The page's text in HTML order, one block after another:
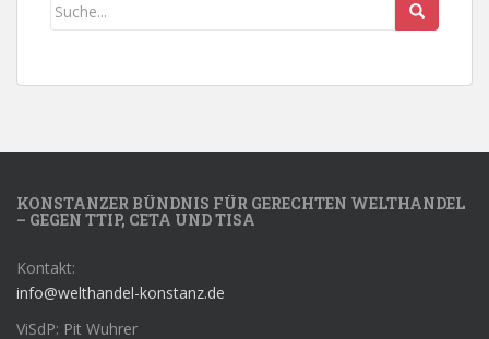
KONSTANZER BÜNDNIS FÜR GERECHTEN WELTHANDEL
– GEGEN TTIP, CETA UND TISA
Kontakt:
info@welthandel-konstanz.de
ViSdP: Pit Wuhrer